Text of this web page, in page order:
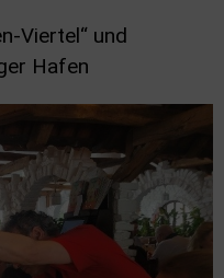
Viertel“ und
Hafen